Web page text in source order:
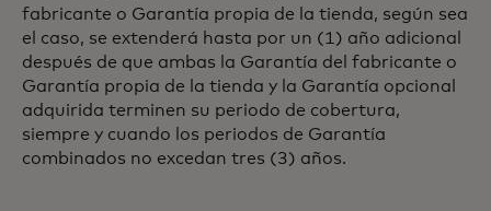
fabricante o Garantía propia de la tienda, según sea
el caso, se extenderá hasta por un (1) año adicional
después de que ambas la Garantía del fabricante o
Garantía propia de la tienda y la Garantía opcional
adquirida terminen su periodo de cobertura,
siempre y cuando los periodos de Garantía
combinados no excedan tres (3) años.